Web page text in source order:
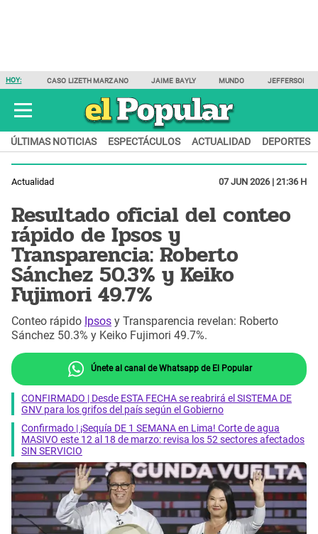
HOY: CASO LIZETH MARZANO JAIME BAYLY MUNDO JEFFERSON
ÚLTIMAS NOTICIAS ESPECTÁCULOS ACTUALIDAD DEPORTES
Actualidad 07 JUN 2026 | 21:36 H
Resultado oficial del conteo
rápido de Ipsos y
Transparencia: Roberto
Sánchez 50.3% y Keiko
Fujimori 49.7%
Conteo rápido Ipsos y Transparencia revelan: Roberto
Sánchez 50.3% y Keiko Fujimori 49.7%.
Únete al canal de Whatsapp de El Popular
CONFIRMADO | Desde ESTA FECHA se reabrirá el SISTEMA DE
GNV para los grifos del país según el Gobierno
Confirmado | ¡Sequía DE 1 SEMANA en Lima! Corte de agua
MASIVO este 12 al 18 de marzo: revisa los 52 sectores afectados
SIN SERVICIO